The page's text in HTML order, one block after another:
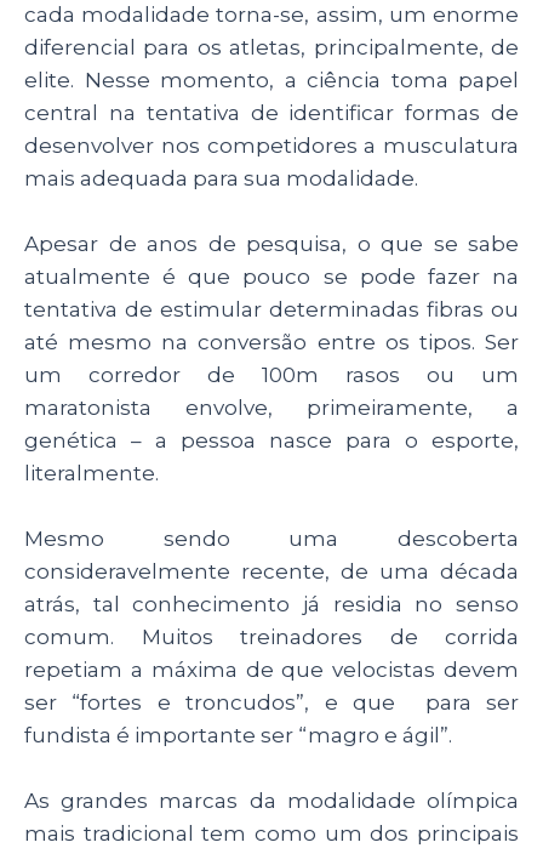
cada modalidade torna-se, assim, um enorme
diferencial para os atletas, principalmente, de
elite. Nesse momento, a ciência toma papel
central na tentativa de identificar formas de
desenvolver nos competidores a musculatura
mais adequada para sua modalidade.
Apesar de anos de pesquisa, o que se sabe
atualmente é que pouco se pode fazer na
tentativa de estimular determinadas fibras ou
até mesmo na conversão entre os tipos. Ser
um corredor de 100m rasos ou um
maratonista envolve, primeiramente, a
genética – a pessoa nasce para o esporte,
literalmente.
Mesmo sendo uma descoberta
consideravelmente recente, de uma década
atrás, tal conhecimento já residia no senso
comum. Muitos treinadores de corrida
repetiam a máxima de que velocistas devem
ser “fortes e troncudos”, e que para ser
fundista é importante ser “magro e ágil”.
As grandes marcas da modalidade olímpica
mais tradicional tem como um dos principais